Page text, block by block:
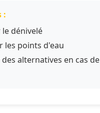
:
dénivelé
les points d'eau
alternatives en cas de